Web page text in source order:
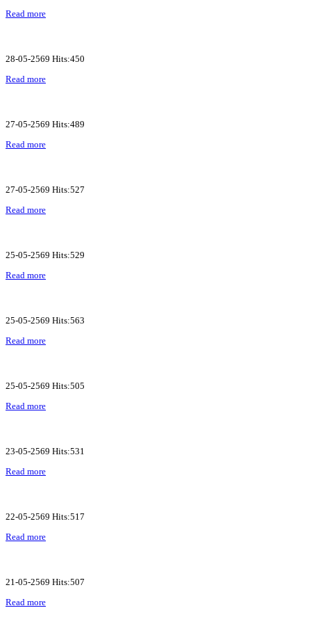
Read more
28-05-2569 Hits:450
Read more
27-05-2569 Hits:489
Read more
27-05-2569 Hits:527
Read more
25-05-2569 Hits:529
Read more
25-05-2569 Hits:563
Read more
25-05-2569 Hits:505
Read more
23-05-2569 Hits:531
Read more
22-05-2569 Hits:517
Read more
21-05-2569 Hits:507
Read more